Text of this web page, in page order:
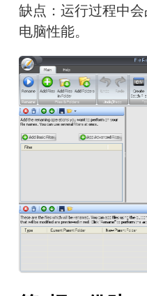
缺点：运行过程中
电脑性能。